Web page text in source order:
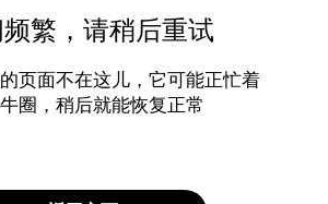
繁，请稍后重试
页面不在这儿，它可能正忙着
圈，稍后就能恢复正常